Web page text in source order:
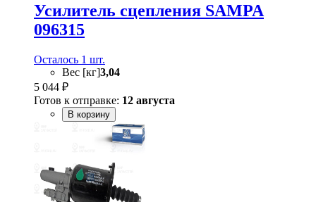
Усилитель сцепления SAMPA
096315
Осталось 1 шт.
Вес [кг]3,04
5 044 ₽
Готов к отправке: 12 августа
В корзину